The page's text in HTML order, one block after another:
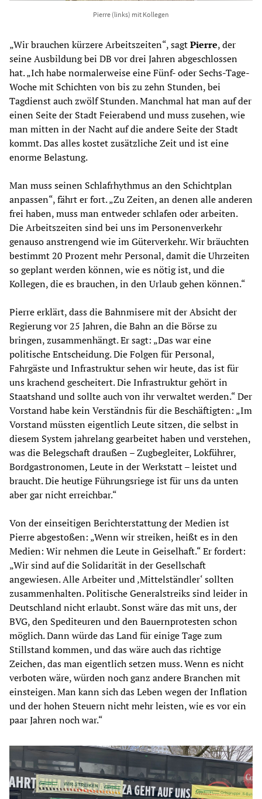
Pierre (links) mit Kollegen
„Wir brauchen kürzere Arbeitszeiten“, sagtPierre, der
seine Ausbildung bei DB vor drei Jahren abgeschlossen
hat. „Ich habe normalerweise eine Fünf- oder Sechs-Tage-
Woche mit Schichten von bis zu zehn Stunden, bei
Tagdienst auch zwölf Stunden. Manchmal hat man auf der
einen Seite der Stadt Feierabend und muss zusehen, wie
man mitten in der Nacht auf die andere Seite der Stadt
kommt. Das alles kostet zusätzliche Zeit und ist eine
enorme Belastung.
Man muss seinen Schlafrhythmus an den Schichtplan
anpassen“, fährt er fort. „Zu Zeiten, an denen alle anderen
frei haben, muss man entweder schlafen oder arbeiten.
Die Arbeitszeiten sind bei uns im Personenverkehr
genauso anstrengend wie im Güterverkehr. Wir bräuchten
bestimmt 20 Prozent mehr Personal, damit die Uhrzeiten
so geplant werden können, wie es nötig ist, und die
Kollegen, die es brauchen, in den Urlaub gehen können.“
Pierre erklärt, dass die Bahnmisere mit der Absicht der
Regierung vor 25 Jahren, die Bahn an die Börse zu
bringen, zusammenhängt. Er sagt: „Das war eine
politische Entscheidung. Die Folgen für Personal,
Fahrgäste und Infrastruktur sehen wir heute, das ist für
uns krachend gescheitert. Die Infrastruktur gehört in
Staatshand und sollte auch von ihr verwaltet werden.“ Der
Vorstand habe kein Verständnis für die Beschäftigten: „Im
Vorstand müssten eigentlich Leute sitzen, die selbst in
diesem System jahrelang gearbeitet haben und verstehen,
was die Belegschaft draußen – Zugbegleiter, Lokführer,
Bordgastronomen, Leute in der Werkstatt – leistet und
braucht. Die heutige Führungsriege ist für uns da unten
aber gar nicht erreichbar.“
Von der einseitigen Berichterstattung der Medien ist
Pierre abgestoßen: „Wenn wir streiken, heißt es in den
Medien: Wir nehmen die Leute in Geiselhaft.“ Er fordert:
„Wir sind auf die Solidarität in der Gesellschaft
angewiesen. Alle Arbeiter und ‚Mittelständler‘ sollten
zusammenhalten. Politische Generalstreiks sind leider in
Deutschland nicht erlaubt. Sonst wäre das mit uns, der
BVG, den Spediteuren und den Bauernprotesten schon
möglich. Dann würde das Land für einige Tage zum
Stillstand kommen, und das wäre auch das richtige
Zeichen, das man eigentlich setzen muss. Wenn es nicht
verboten wäre, würden noch ganz andere Branchen mit
einsteigen. Man kann sich das Leben wegen der Inflation
und der hohen Steuern nicht mehr leisten, wie es vor ein
paar Jahren noch war.“